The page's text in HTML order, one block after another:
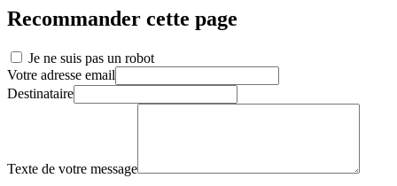
Recommander cette page
Je ne suis pas un robot
Votre adresse email
Destinataire
Texte de votre message